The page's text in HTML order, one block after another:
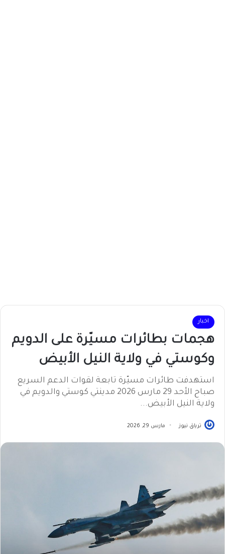
اخبار
هجمات بطائرات مسيّرة على الدويم
وكوستي في ولاية النيل الأبيض
استهدفت طائرات مسيّرة تابعة لقوات الدعم السريع
صباح الأحد 29 مارس 2026 مدينتي كوستي والدويم في
ولاية النيل الأبيض...
ترياق نيوز مارس 29, 2026